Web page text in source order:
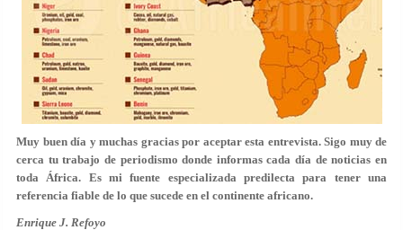
Muy buen día y muchas gracias por aceptar esta entrevista. Sigo muy de
cerca tu trabajo de periodismo donde informas cada día de noticias en
toda África. Es mi fuente especializada predilecta para tener una
referencia fiable de lo que sucede en el continente africano.
Enrique J. Refoyo